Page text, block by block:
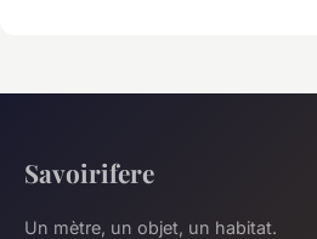
Savoirifere
Un mètre, un objet, un habitat.